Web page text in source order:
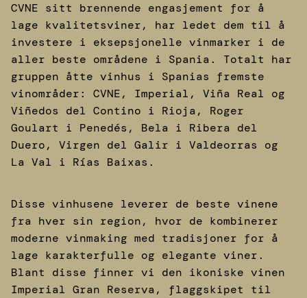
CVNE sitt brennende engasjement for å
lage kvalitetsviner, har ledet dem til å
investere i eksepsjonelle vinmarker i de
aller beste områdene i Spania. Totalt har
gruppen åtte vinhus i Spanias fremste
vinområder: CVNE, Imperial, Viña Real og
Viñedos del Contino i Rioja, Roger
Goulart i Penedés, Bela i Ribera del
Duero, Virgen del Galir i Valdeorras og
La Val i Rías Baixas.
Disse vinhusene leverer de beste vinene
fra hver sin region, hvor de kombinerer
moderne vinmaking med tradisjoner for å
lage karakterfulle og elegante viner.
Blant disse finner vi den ikoniske vinen
Imperial Gran Reserva, flaggskipet til